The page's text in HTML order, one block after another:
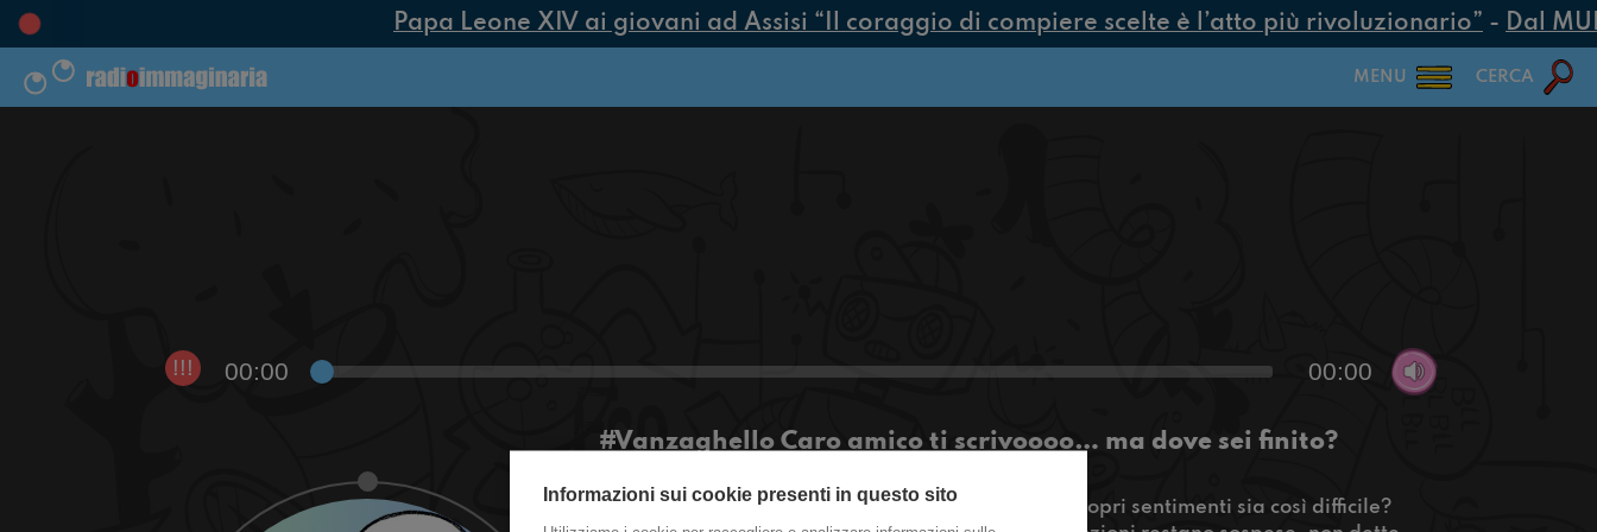
Papa Leone XIV ai giovani ad Assisi “Il coraggio di compiere scelte è l’atto più rivoluzionario”- Dal
MENU CERCA
!!! 00:00 00:00
#Vanzaghello Caro amico ti scrivoooo… ma dove sei finito?
Amici, ma vi siete mai chiesti perché parlare dei propri sentimenti sia così difficile?
Informazioni sui cookie presenti in questo sito